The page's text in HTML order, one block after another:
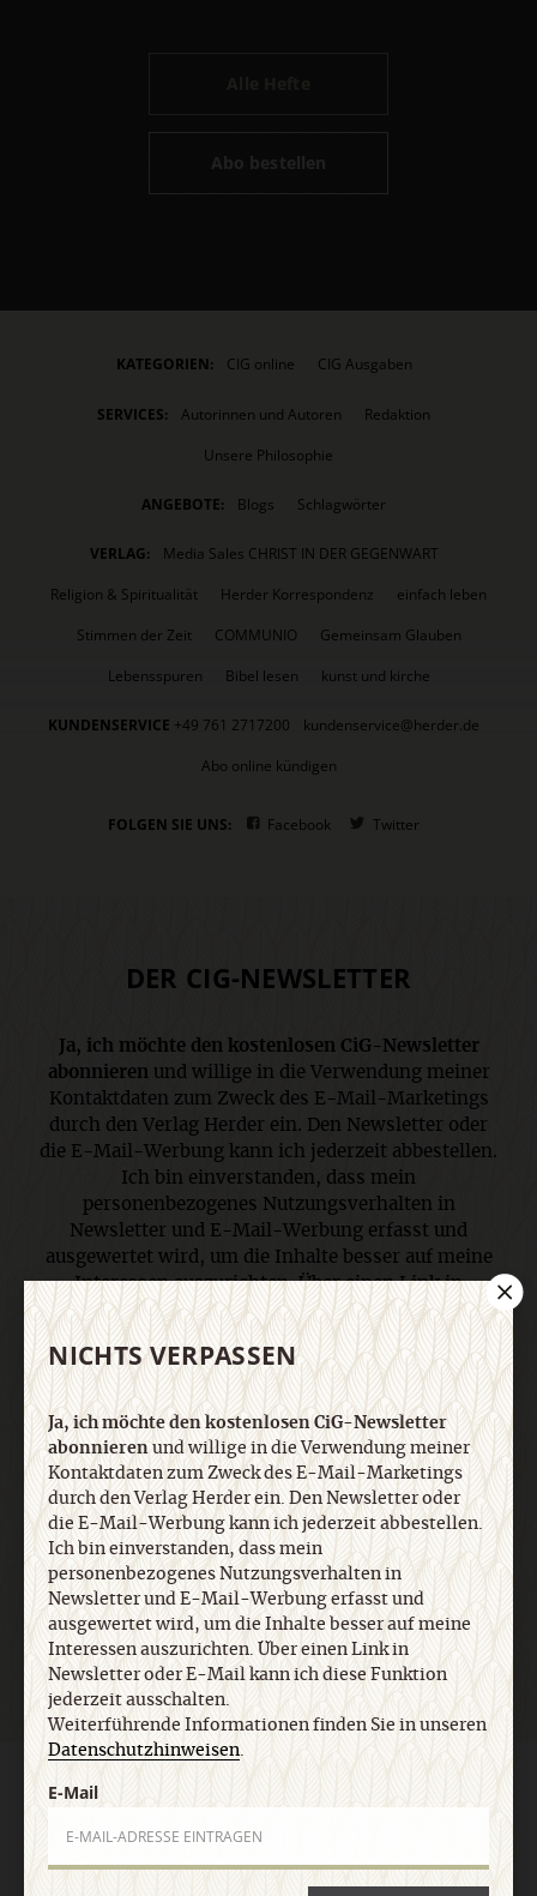
Abo bestellen
KATEGORIEN: CIG online CIG Ausgaben
SERVICES: Autorinnen und Autoren
Redaktion
Unsere Philosophie
ANGEBOTE: Blogs Schlagwörter
VERLAG:
Media Sales CHRIST IN DER GEGENWART
Religion & Spiritualität
Herder Korrespondenz
einfach leben
Stimmen der Zeit
COMMUNIO
Gemeinsam Glauben
Lebensspuren
Bibel lesen kunst und kirche
KUNDENSERVICE +49 761 2717200
kundenservice@herder.de
Abo online kündigen
FOLGEN SIE UNS: Facebook Twitter
DER CIG-NEWSLETTER
Ja, ich möchte den kostenlosen CiG-Newsletter
abonnieren und willige in die Verwendung meiner
Kontaktdaten zum Zweck des E-Mail-Marketings
durch den Verlag Herder ein. Den Newsletter oder
die E-Mail-Werbung kann ich jederzeit abbestellen.
Ich bin einverstanden, dass mein
personenbezogenes Nutzungsverhalten in
Newsletter und E-Mail-Werbung erfasst und
ausgewertet wird, um die Inhalte besser auf meine
Interessen auszurichten. Über einen Link in
Newsletter oder E-Mail kann ich diese Funktion
jederzeit ausschalten. Weiterführende
Informationen finden Sie in unseren
Datenschutzhinweisen .
E-Mail
Jetzt anmelden
AGB und Widerrufsbelehrung
Impressum
Abo online kündigen
NICHTS VERPASSEN
Ja, ich möchte den kostenlosen CiG-Newsletter
abonnierenund willige in die Verwendung meiner
Kontaktdaten zum Zweck des E-Mail-Marketings
durch den Verlag Herder ein. Den Newsletter oder
die E-Mail-Werbung kann ich jederzeit abbestellen.
Ich bin einverstanden, dass mein
personenbezogenes Nutzungsverhalten in
Newsletter und E-Mail-Werbung erfasst und
ausgewertet wird, um die Inhalte besser auf meine
Interessen auszurichten. Über einen Link in
Newsletter oder E-Mail kann ich diese Funktion
jederzeit ausschalten.
Weiterführende Informationen finden Sie in unseren
Datenschutzhinweisen.
E-Mail